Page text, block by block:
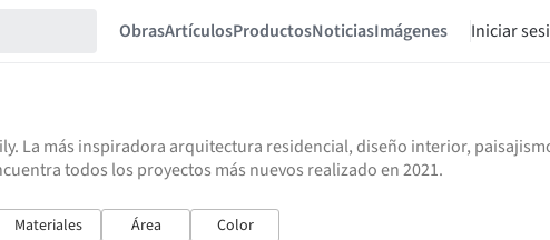
ObrasArtículosProductosNoticiasImágenes Iniciar
La más inspiradora arquitectura residencial, diseño interior,
todos los proyectos más nuevos realizado en 2021.
Materiales Área Color